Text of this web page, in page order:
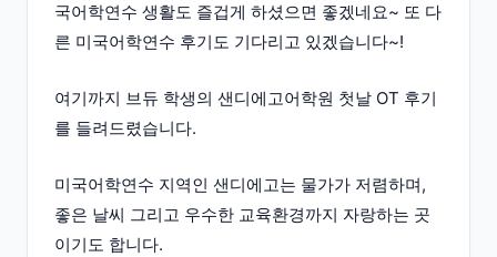
국어학연수 생활도 즐겁게 하셨으면 좋겠네요~ 또 다
른 미국어학연수 후기도 기다리고 있겠습니다~!
여기까지 브듀 학생의 샌디에고어학원 첫날 OT 후기
를 들려드렸습니다.
미국어학연수 지역인 샌디에고는 물가가 저렴하며,
좋은 날씨 그리고 우수한 교육환경까지 자랑하는 곳
이기도 합니다.